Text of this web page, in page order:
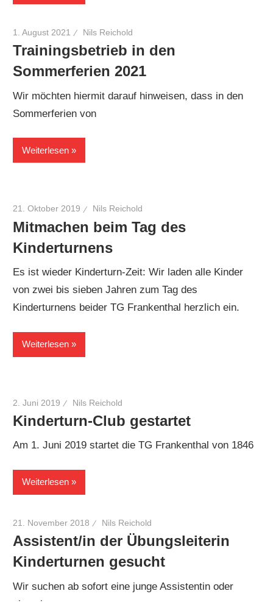
1. August 2021 Nils Reichold
Trainingsbetrieb in den
Sommerferien 2021
Wir möchten hiermit darauf hinweisen, dass in den
Sommerferien von
Weiterlesen
21. Oktober 2019 Nils Reichold
Mitmachen beim Tag des
Kinderturnens
Es ist wieder Kinderturn-Zeit: Wir laden alle Kinder
von zwei bis sieben Jahren zum Tag des
Kinderturnens beider TG Frankenthal herzlich ein.
Weiterlesen
2. Juni 2019 Nils Reichold
Kinderturn-Club gestartet
Am 1. Juni 2019 startet die TG Frankenthal von 1846
Weiterlesen
21. November 2018 Nils Reichold
Assistent/in der Übungsleiterin
Kinderturnen gesucht
Wir suchen ab sofort eine junge Assistentin oder